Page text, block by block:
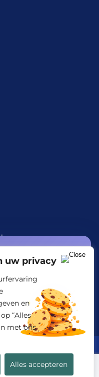
uw privacy
en
“Alles
met ons
Alles accepteren
241 1016